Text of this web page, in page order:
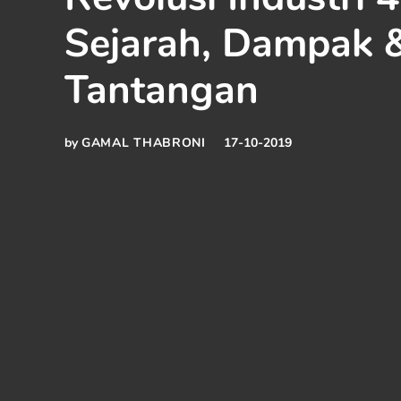
Sejarah, Dampak
Tantangan
by GAMAL THABRONI 17-10-2019